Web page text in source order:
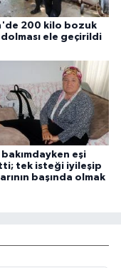
200 kilo bozuk
ele geçirildi
eşi
tek isteği iyileşip
başında olmak